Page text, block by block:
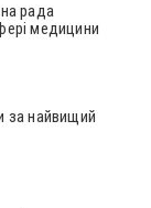
рада
медицини
за найвищий